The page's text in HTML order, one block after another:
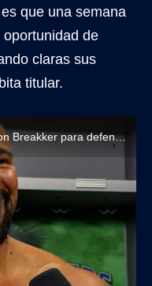
que una semana
de
claras sus
titular.
Sami Zayn aceptó el desafío de Bron Breakker para defender el Título Intercontinental